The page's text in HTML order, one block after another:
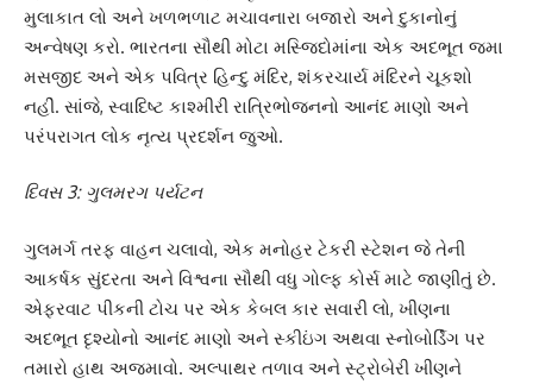
મુલાકાત લો અને ખળભળાટ મચાવનારા બજારો અને દુકાનોનું
અન્વેષણ કરો. ભારતના સૌથી મોટા મસ્જિદોમાંના એક અદભૂત જમા
મસજીદ અને એક પવિત્ર હિન્દુ મંદિર, શંકરચાર્ય મંદિરને ચૂકશો
નહીં. સાંજે, સ્વાદિષ્ટ કાશ્મીરી રાત્રિભોજનનો આનંદ માણો અને
પરંપરાગત લોક નૃત્ય પ્રદર્શન જુઓ.
દિવસ 3: ગુલમરગ પર્યટન
ગુલમર્ગ તરફ વાહન ચલાવો, એક મનોહર ટેકરી સ્ટેશન જે તેની
આકર્ષક સુંદરતા અને વિશ્વના સૌથી વધુ ગોલ્ફ કોર્સ માટે જાણીતું છે.
એફરવાટ પીકની ટોચ પર એક કેબલ કાર સવારી લો, ખીણના
અદભૂત દૃશ્યોનો આનંદ માણો અને સ્કીઇંગ અથવા સ્નોબોર્ડિંગ પર
તમારો હાથ અજમાવો. અલ્પાથર તળાવ અને સ્ટ્રોબેરી ખીણને